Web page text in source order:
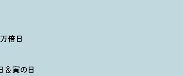
倍日
寅の日